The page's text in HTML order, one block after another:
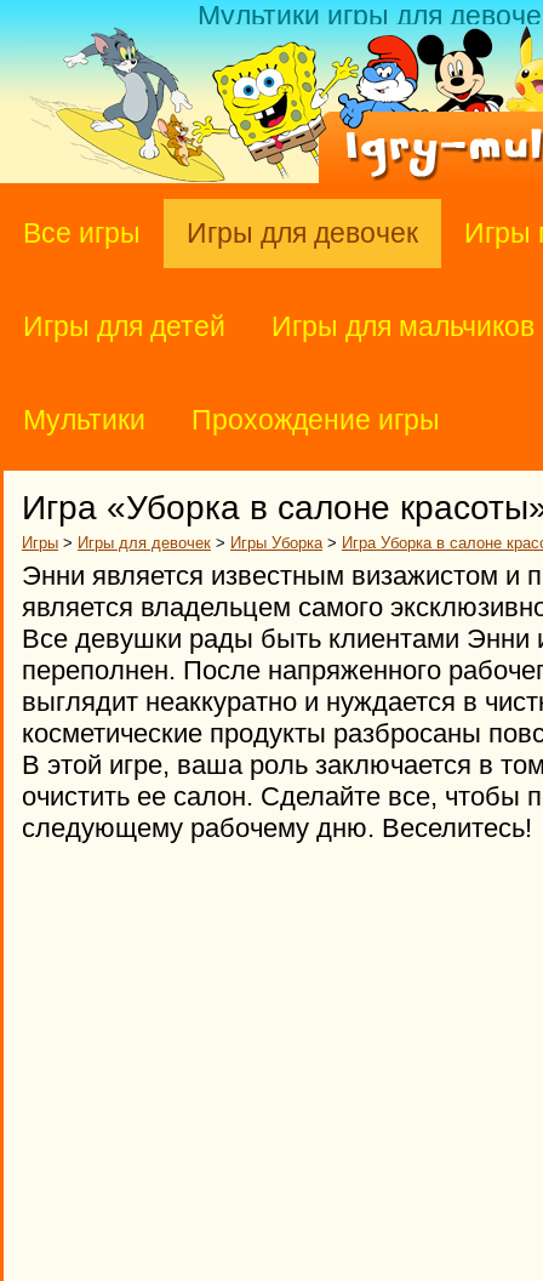
Мультики игры для
Все игры Игры для девочек Игры
Игры для детей Игры для мальчиков
Мультики Прохождение игры
Игра «Уборка в салоне
Игры > Игры для девочек > Игры Уборка> Игра Уборка в салоне
Энни является известным визажистом и
является владельцем самого
Все девушки рады быть клиентами Энни
переполнен. После напряженного
выглядит неаккуратно и нуждается в
косметические продукты разбросаны
В этой игре, ваша роль заключается в
очистить ее салон. Сделайте все, чтобы
следующему рабочему дню. Веселитесь!